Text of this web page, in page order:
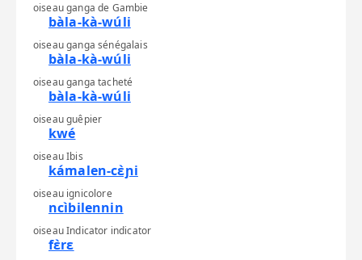
oiseau ganga de Gambie
bàla-kà-wúli
oiseau ganga sénégalais
bàla-kà-wúli
oiseau ganga tacheté
bàla-kà-wúli
oiseau guêpier
kwé
oiseau Ibis
kámalen-cɛ̀ɲi
oiseau ignicolore
ncìbilennin
oiseau Indicator indicator
fɛ̀rɛ